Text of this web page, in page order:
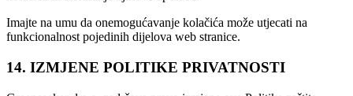
Imajte na umu da onemogućavanje kolačića može utjecati na
funkcionalnost pojedinih dijelova web stranice.
14. IZMJENE POLITIKE PRIVATNOSTI